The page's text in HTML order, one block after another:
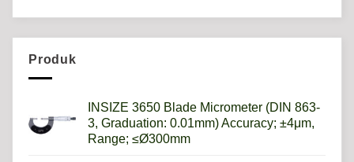
Lebih
Produk
INSIZE 3650 Blade Micrometer (DIN 863-
3, Graduation: 0.01mm) Accuracy; ±4μm,
Range; ≤Ø300mm